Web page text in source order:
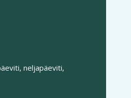
neljapäeviti,